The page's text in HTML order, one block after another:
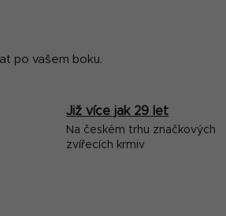
po vašem boku.
Již více jak 29 let
Na českém trhu značkových
zvířecích krmiv